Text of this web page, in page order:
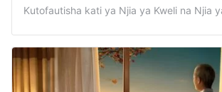
Kutofautisha kati ya Njia ya Kweli na Njia